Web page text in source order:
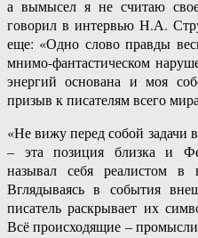
а вымысел я не считаю
говорил в интервью Н.А.
еще: «Одно слово правды
мнимо-фантастическом
энергий основана и моя
призыв к писателям всего
«Не вижу перед собой задачи
– эта позиция близка и
называл себя реалистом в
Вглядываясь в события
писатель раскрывает их
Всё происходящие –